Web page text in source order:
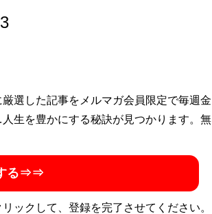
3
イター。リサーチャーとしても活動して
4年前から東京と地方の二拠点生活を満喫
選した記事をメルマガ会員限定で毎週金
生を豊かにする秘訣が見つかります。無
る⇒⇒
ックして、登録を完了させてください。